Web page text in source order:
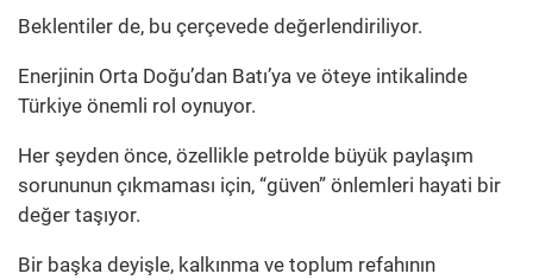
Beklentiler de, bu çerçevede değerlendiriliyor.
Enerjinin Orta Doğu’dan Batı’ya ve öteye intikalinde
Türkiye önemli rol oynuyor.
Her şeyden önce, özellikle petrolde büyük paylaşım
sorununun çıkmaması için, “güven” önlemleri hayati bir
değer taşıyor.
Bir başka deyişle, kalkınma ve toplum refahının